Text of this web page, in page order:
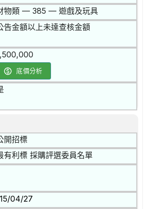
物類 — 385 — 遊戲及玩具
告金額以上未達查核金額
底價分析
開招標
有利標 採購評選委員名單
04/27